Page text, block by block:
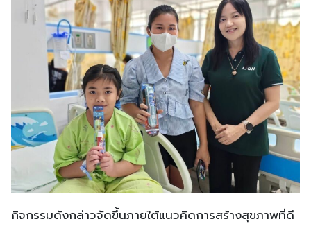
กิจกรรมดังกล่าวจัดขึ้นภายใต้แนวคิดการสร้างสุขภาพที่ดี